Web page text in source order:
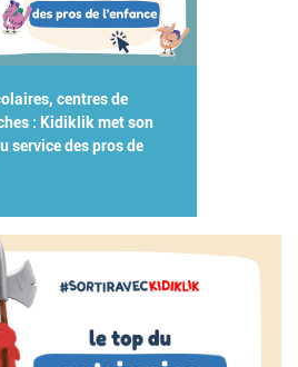
centres de
: Kidiklik met son
service des pros de